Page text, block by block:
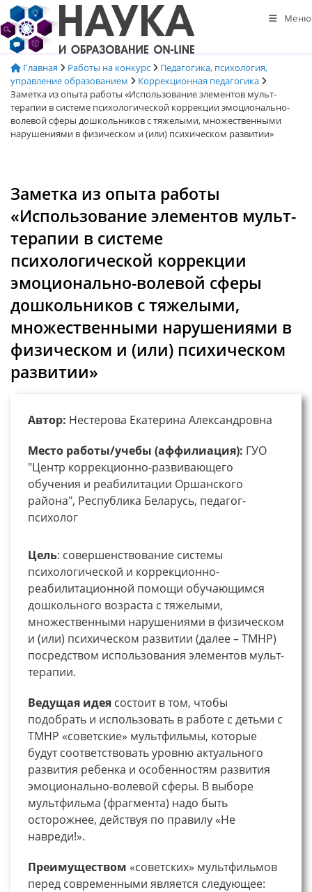
Перейти
к
содержимому
Меню
Главная Работы на конкурс
Педагогика, психология,
управление образованием
Коррекционная педагогика
Заметка из опыта работы «Использование элементов мульт-
терапии в системе психологической коррекции эмоционально-
волевой сферы дошкольников с тяжелыми, множественными
нарушениями в физическом и (или) психическом развитии»
Заметка из опыта работы
«Использование элементов мульт-
терапии в системе
психологической коррекции
эмоционально-волевой сферы
дошкольников с тяжелыми,
множественными нарушениями в
физическом и (или) психическом
развитии»
Автор: Нестерова Екатерина Александровна
Место работы/учебы (аффилиация): ГУО
"Центр коррекционно-развивающего
обучения и реабилитации Оршанского
района", Республика Беларусь, педагог-
психолог
Цель: совершенствование системы
психологической и коррекционно-
реабилитационной помощи обучающимся
дошкольного возраста с тяжелыми,
множественными нарушениями в физическом
и (или) психическом развитии (далее – ТМНР)
посредством использования элементов мульт-
терапии.
Ведущая идея состоит в том, чтобы
подобрать и использовать в работе с детьми с
ТМНР «советские» мультфильмы, которые
будут соответствовать уровню актуального
развития ребенка и особенностям развития
эмоционально-волевой сферы. В выборе
мультфильма (фрагмента) надо быть
осторожнее, действуя по правилу «Не
навреди!».
Преимуществом «советских» мультфильмов
перед современными является следующее: